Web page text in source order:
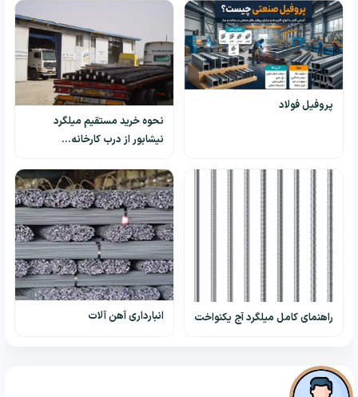
پروفیل فولاد
نحوه خرید مستقیم میلگرد
نیشابور از درب کارخانه…
راهنمای کامل میلگرد آج یکنواخت انبارداری آهن آلات